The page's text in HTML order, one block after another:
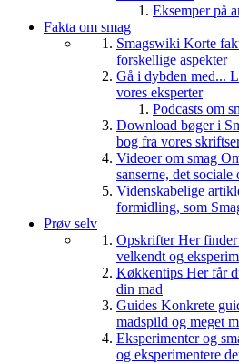
Eksemper på
Fakta om smag
Smagswiki Korte
forskellige aspekter
Gå i dybden med...
vores eksperter
Podcasts om
Download bøger i
bog fra vores
Videoer om smag
sanserne, det
Videnskabelige
formidling, som
Prøv selv
OpskrifterHer
velkendt og
Køkkentips Her får
din mad
Guides Konkrete
madspild og meget
Eksperimenter og
og eksperimentere